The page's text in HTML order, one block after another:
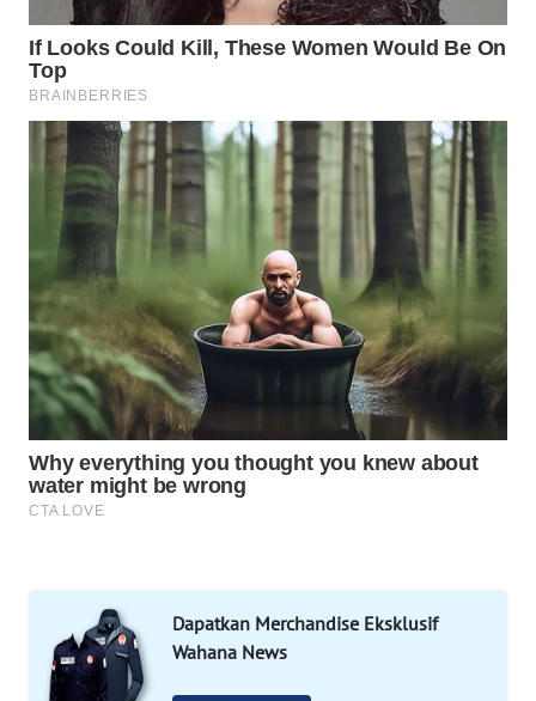
Dapatkan Merchandise Eksklusif
Wahana News
WN
LABUANBAJO
WN
BORNEO
Wahana
WAHANA
NEWS
WAHANA
TANI
WAHANA
ADVOKAT
WAHANA
KONSUMEN